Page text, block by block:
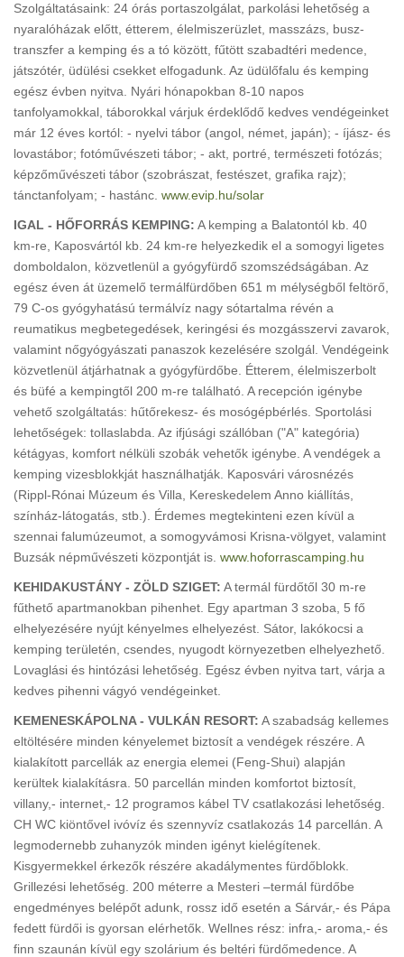
Szolgáltatásaink: 24 órás portaszolgálat, parkolási lehetőség a
nyaralóházak előtt, étterem, élelmiszerüzlet, masszázs, busz-
transzfer a kemping és a tó között, fűtött szabadtéri medence,
játszótér, üdülési csekket elfogadunk. Az üdülőfalu és kemping
egész évben nyitva. Nyári hónapokban 8-10 napos
tanfolyamokkal, táborokkal várjuk érdeklődő kedves vendégeinket
már 12 éves kortól: - nyelvi tábor (angol, német, japán); - íjász- és
lovastábor; fotóművészeti tábor; - akt, portré, természeti fotózás;
képzőművészeti tábor (szobrászat, festészet, grafika rajz);
tánctanfolyam; - hastánc. www.evip.hu/solar
IGAL - HŐFORRÁS KEMPING: A kemping a Balatontól kb. 40
km-re, Kaposvártól kb. 24 km-re helyezkedik el a somogyi ligetes
domboldalon, közvetlenül a gyógyfürdő szomszédságában. Az
egész éven át üzemelő termálfürdőben 651 m mélységből feltörő,
79 C-os gyógyhatású termálvíz nagy sótartalma révén a
reumatikus megbetegedések, keringési és mozgásszervi zavarok,
valamint nőgyógyászati panaszok kezelésére szolgál. Vendégeink
közvetlenül átjárhatnak a gyógyfürdőbe. Étterem, élelmiszerbolt
és büfé a kempingtől 200 m-re található. A recepción igénybe
vehető szolgáltatás: hűtőrekesz- és mosógépbérlés. Sportolási
lehetőségek: tollaslabda. Az ifjúsági szállóban ("A" kategória)
kétágyas, komfort nélküli szobák vehetők igénybe. A vendégek a
kemping vizesblokkját használhatják. Kaposvári városnézés
(Rippl-Rónai Múzeum és Villa, Kereskedelem Anno kiállítás,
színház-látogatás, stb.). Érdemes megtekinteni ezen kívül a
szennai falumúzeumot, a somogyvámosi Krisna-völgyet, valamint
Buzsák népművészeti központját is. www.hoforrascamping.hu
KEHIDAKUSTÁNY - ZÖLD SZIGET: A termál fürdőtől 30 m-re
fűthető apartmanokban pihenhet. Egy apartman 3 szoba, 5 fő
elhelyezésére nyújt kényelmes elhelyezést. Sátor, lakókocsi a
kemping területén, csendes, nyugodt környezetben elhelyezhető.
Lovaglási és hintózási lehetőség. Egész évben nyitva tart, várja a
kedves pihenni vágyó vendégeinket.
KEMENESKÁPOLNA - VULKÁN RESORT: A szabadság kellemes
eltöltésére minden kényelemet biztosít a vendégek részére. A
kialakított parcellák az energia elemei (Feng-Shui) alapján
kerültek kialakításra. 50 parcellán minden komfortot biztosít,
villany,- internet,- 12 programos kábel TV csatlakozási lehetőség.
CH WC kiöntővel ivóvíz és szennyvíz csatlakozás 14 parcellán. A
legmodernebb zuhanyzók minden igényt kielégítenek.
Kisgyermekkel érkezők részére akadálymentes fürdőblokk.
Grillezési lehetőség. 200 méterre a Mesteri –termál fürdőbe
engedményes belépőt adunk, rossz idő esetén a Sárvár,- és Pápa
fedett fürdői is gyorsan elérhetők. Wellnes rész: infra,- aroma,- és
finn szaunán kívül egy szolárium és beltéri fürdőmedence. A